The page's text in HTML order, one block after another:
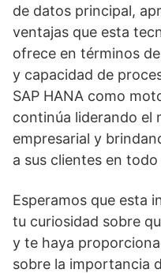
de datos principal,
ventajas que esta
ofrece en términos
y capacidad de
SAP HANA como
continúa liderando el
empresarial y
a sus clientes en
Esperamos que esta
tu curiosidad sobre
y te haya
sobre la importancia